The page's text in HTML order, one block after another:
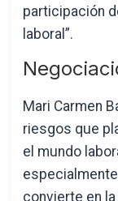
participación
laboral”.
Mari Carmen
riesgos que
el mundo
convierte en